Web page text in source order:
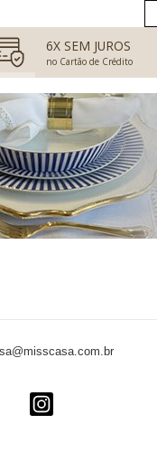
6X SEM JUROS
no Cartão de Crédito